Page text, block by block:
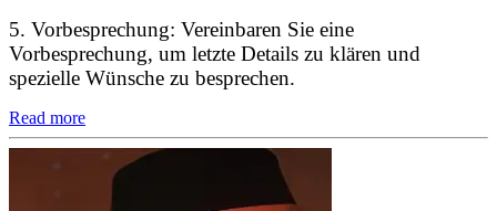
5. Vorbesprechung: Vereinbaren Sie eine
Vorbesprechung, um letzte Details zu klären und
spezielle Wünsche zu besprechen.
Read more